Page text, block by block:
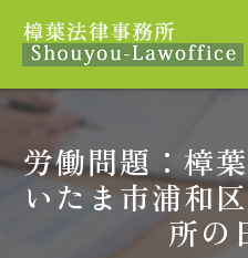
労働問題：樟
いたま市浦和
所の